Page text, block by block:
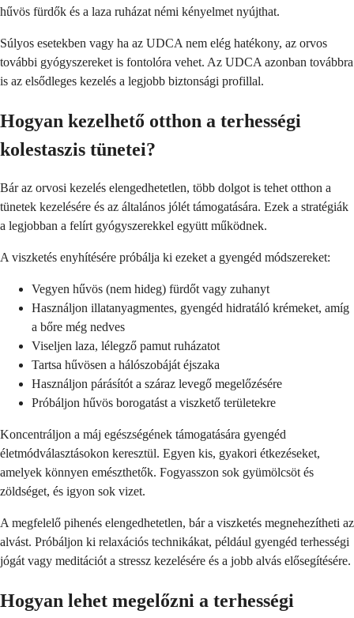
hűvös fürdők és a laza ruházat némi kényelmet nyújthat.
Súlyos esetekben vagy ha az UDCA nem elég hatékony, az orvos
további gyógyszereket is fontolóra vehet. Az UDCA azonban továbbra
is az elsődleges kezelés a legjobb biztonsági profillal.
Hogyan kezelhető otthon a terhességi
kolestaszis tünetei?
Bár az orvosi kezelés elengedhetetlen, több dolgot is tehet otthon a
tünetek kezelésére és az általános jólét támogatására. Ezek a stratégiák
a legjobban a felírt gyógyszerekkel együtt működnek.
A viszketés enyhítésére próbálja ki ezeket a gyengéd módszereket:
Vegyen hűvös (nem hideg) fürdőt vagy zuhanyt
Használjon illatanyagmentes, gyengéd hidratáló krémeket, amíg
a bőre még nedves
Viseljen laza, lélegző pamut ruházatot
Tartsa hűvösen a hálószobáját éjszaka
Használjon párásítót a száraz levegő megelőzésére
Próbáljon hűvös borogatást a viszkető területekre
Koncentráljon a máj egészségének támogatására gyengéd
életmódválasztásokon keresztül. Egyen kis, gyakori étkezéseket,
amelyek könnyen emészthetők. Fogyasszon sok gyümölcsöt és
zöldséget, és igyon sok vizet.
A megfelelő pihenés elengedhetetlen, bár a viszketés megnehezítheti az
alvást. Próbáljon ki relaxációs technikákat, például gyengéd terhességi
jógát vagy meditációt a stressz kezelésére és a jobb alvás elősegítésére.
Hogyan lehet megelőzni a terhességi